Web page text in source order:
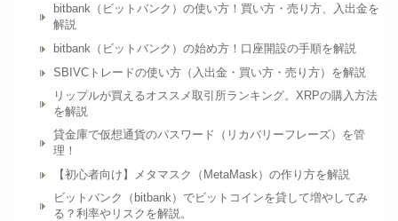
bitbank（ビットバンク）の使い方！買い方・売り方、入出金を
解説
bitbank（ビットバンク）の始め方！口座開設の手順を解説
SBIVCトレードの使い方（入出金・買い方・売り方）を解説
リップルが買えるオススメ取引所ランキング。XRPの購入方法
を解説
貸金庫で仮想通貨のパスワード（リカバリーフレーズ）を管
理！
【初心者向け】メタマスク（MetaMask）の作り方を解説
ビットバンク（bitbank）でビットコインを貸して増やしてみ
る？利率やリスクを解説。